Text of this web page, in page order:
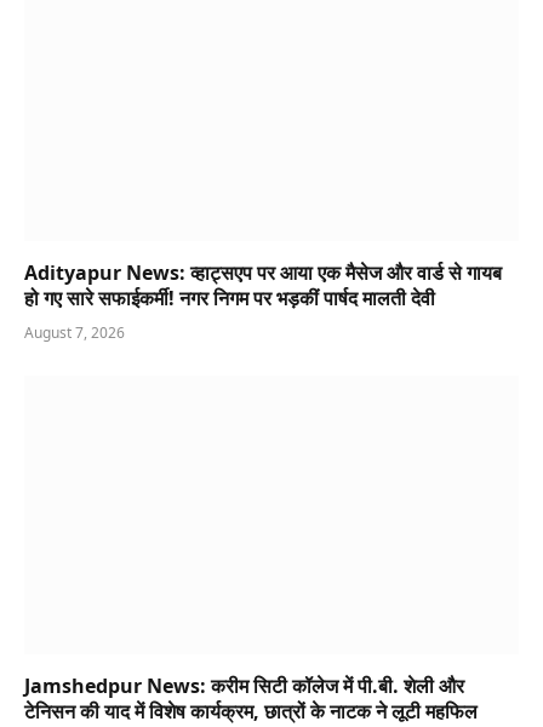
Adityapur News: व्हाट्सएप पर आया एक मैसेज और वार्ड से गायब
हो गए सारे सफाईकर्मी! नगर निगम पर भड़कीं पार्षद मालती देवी
August 7, 2026
Jamshedpur News: करीम सिटी कॉलेज में पी.बी. शेली और
टेनिसन की याद में विशेष कार्यक्रम, छात्रों के नाटक ने लूटी महफिल